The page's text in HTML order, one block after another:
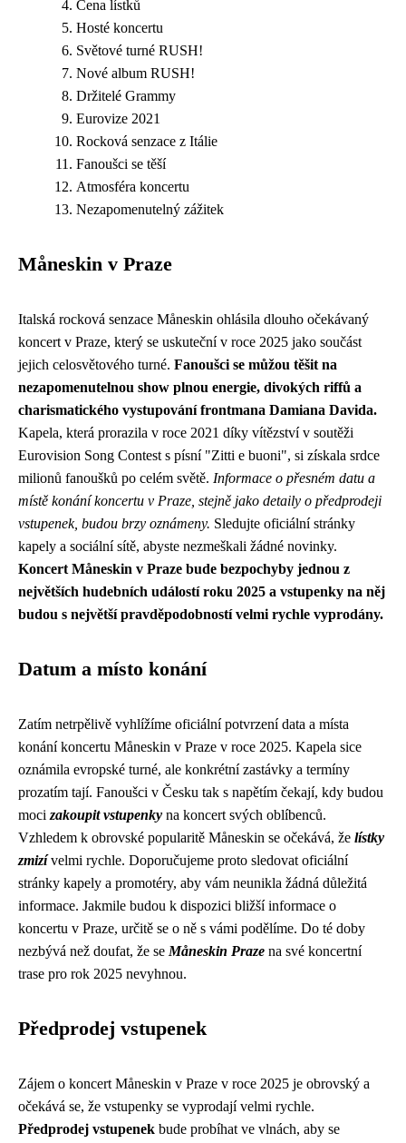
Cena lístků
Hosté koncertu
Světové turné RUSH!
Nové album RUSH!
Držitelé Grammy
Eurovize 2021
Rocková senzace z Itálie
Fanoušci se těší
Atmosféra koncertu
Nezapomenutelný zážitek
Måneskin v Praze
Italská rocková senzace Måneskin ohlásila dlouho očekávaný
koncert v Praze, který se uskuteční v roce 2025 jako součást
jejich celosvětového turné. Fanoušci se můžou těšit na
nezapomenutelnou show plnou energie, divokých riffů a
charismatického vystupování frontmana Damiana Davida.
Kapela, která prorazila v roce 2021 díky vítězství v soutěži
Eurovision Song Contest s písní "Zitti e buoni", si získala srdce
milionů fanoušků po celém světě. Informace o přesném datu a
místě konání koncertu v Praze, stejně jako detaily o předprodeji
vstupenek, budou brzy oznámeny. Sledujte oficiální stránky
kapely a sociální sítě, abyste nezmeškali žádné novinky.
Koncert Måneskin v Praze bude bezpochyby jednou z
největších hudebních událostí roku 2025 a vstupenky na něj
budou s největší pravděpodobností velmi rychle vyprodány.
Datum a místo konání
Zatím netrpělivě vyhlížíme oficiální potvrzení data a místa
konání koncertu Måneskin v Praze v roce 2025. Kapela sice
oznámila evropské turné, ale konkrétní zastávky a termíny
prozatím tají. Fanoušci v Česku tak s napětím čekají, kdy budou
moci zakoupit vstupenky na koncert svých oblíbenců.
Vzhledem k obrovské popularitě Måneskin se očekává, že lístky
zmizívelmi rychle. Doporučujeme proto sledovat oficiální
stránky kapely a promotéry, aby vám neunikla žádná důležitá
informace. Jakmile budou k dispozici bližší informace o
koncertu v Praze, určitě se o ně s vámi podělíme. Do té doby
nezbývá než doufat, že se Måneskin Praze na své koncertní
trase pro rok 2025 nevyhnou.
Předprodej vstupenek
Zájem o koncert Måneskin v Praze v roce 2025 je obrovský a
očekává se, že vstupenky se vyprodají velmi rychle.
Předprodej vstupenek bude probíhat ve vlnách, aby se